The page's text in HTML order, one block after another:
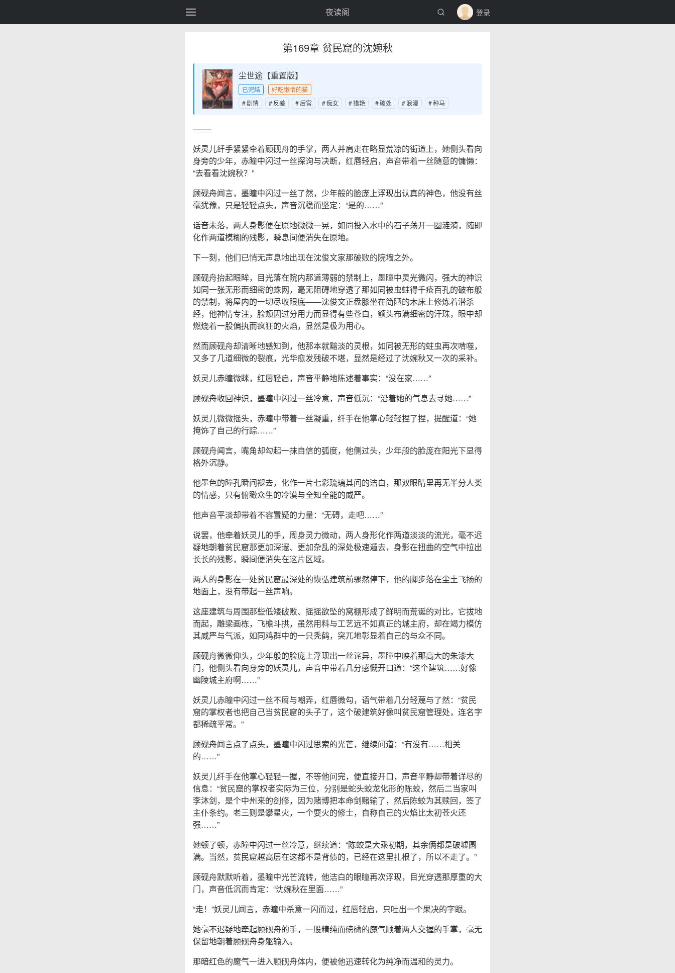
夜读阁 登录
第169章 贫民窟的沈婉秋
尘世途【重置版】
已完结
好吃懒惰的猫
剧情
反差 后宫 痴女 猎艳 破处 浪漫 种马
·········
妖灵儿纤手紧紧牵着顾砚舟的手掌，两人并肩走在略显荒凉的街道上，她侧头看向
身旁的少年，赤瞳中闪过一丝探询与决断，红唇轻启，声音带着一丝随意的慵懒：
“去看看沈婉秋？”
顾砚舟闻言，墨瞳中闪过一丝了然，少年般的脸庞上浮现出认真的神色，他没有丝
毫犹豫，只是轻轻点头，声音沉稳而坚定：“是的……”
话音未落，两人身影便在原地微微一晃，如同投入水中的石子荡开一圈涟漪，随即
化作两道模糊的残影，瞬息间便消失在原地。
下一刻，他们已悄无声息地出现在沈俊文家那破败的院墙之外。
顾砚舟抬起眼眸，目光落在院内那道薄弱的禁制上，墨瞳中灵光微闪，强大的神识
如同一张无形而细密的蛛网，毫无阻碍地穿透了那如同被虫蛀得千疮百孔的破布般
的禁制，将屋内的一切尽收眼底——沈俊文正盘膝坐在简陋的木床上修炼着潜杀
经，他神情专注，脸颊因过分用力而显得有些苍白，额头布满细密的汗珠，眼中却
燃烧着一股偏执而疯狂的火焰，显然是极为用心。
然而顾砚舟却清晰地感知到，他那本就黯淡的灵根，如同被无形的蛀虫再次啃噬，
又多了几道细微的裂痕，光华愈发残破不堪，显然是经过了沈婉秋又一次的采补。
妖灵儿赤瞳微眯，红唇轻启，声音平静地陈述着事实：“没在家……”
顾砚舟收回神识，墨瞳中闪过一丝冷意，声音低沉：“沿着她的气息去寻她……”
妖灵儿微微摇头，赤瞳中带着一丝凝重，纤手在他掌心轻轻捏了捏，提醒道：“她
掩饰了自己的行踪……”
顾砚舟闻言，嘴角却勾起一抹自信的弧度，他侧过头，少年般的脸庞在阳光下显得
格外沉静。
他墨色的瞳孔瞬间褪去，化作一片七彩琉璃其间的洁白，那双眼睛里再无半分人类
的情感，只有俯瞰众生的冷漠与全知全能的威严。
他声音平淡却带着不容置疑的力量：“无碍，走吧……”
说罢，他牵着妖灵儿的手，周身灵力微动，两人身形化作两道淡淡的流光，毫不迟
疑地朝着贫民窟那更加深邃、更加杂乱的深处极速遁去，身影在扭曲的空气中拉出
长长的残影，瞬间便消失在这片区域。
两人的身影在一处贫民窟最深处的恢弘建筑前骤然停下，他的脚步落在尘土飞扬的
地面上，没有带起一丝声响。
这座建筑与周围那些低矮破败、摇摇欲坠的窝棚形成了鲜明而荒诞的对比，它拔地
而起，雕梁画栋，飞檐斗拱，虽然用料与工艺远不如真正的城主府，却在竭力模仿
其威严与气派，如同鸡群中的一只秃鹤，突兀地彰显着自己的与众不同。
顾砚舟微微仰头，少年般的脸庞上浮现出一丝诧异，墨瞳中映着那高大的朱漆大
门，他侧头看向身旁的妖灵儿，声音中带着几分感慨开口道：“这个建筑……好像
幽陵城主府啊……”
妖灵儿赤瞳中闪过一丝不屑与嘲弄，红唇微勾，语气带着几分轻蔑与了然：“贫民
窟的掌权者也把自己当贫民窟的头子了，这个破建筑好像叫贫民窟管理处，连名字
都稀疏平常。”
顾砚舟闻言点了点头，墨瞳中闪过思索的光芒，继续问道：“有没有……相关
的……”
妖灵儿纤手在他掌心轻轻一握，不等他问完，便直接开口，声音平静却带着详尽的
信息：“贫民窟的掌权者实际为三位，分别是蛇头蛟龙化形的陈蛟，然后二当家叫
李沐剑，是个中州来的剑修，因为赌博把本命剑赌输了，然后陈蛟为其赎回，签了
主仆条约。老三则是攀星火，一个耍火的修士，自称自己的火焰比太初苍火还
强……”
她顿了顿，赤瞳中闪过一丝冷意，继续道：“陈蛟是大乘初期，其余俩都是破墟圆
满。当然，贫民窟越高层在这都不是背债的，已经在这里扎根了，所以不走了。”
顾砚舟默默听着，墨瞳中光芒流转，他洁白的眼瞳再次浮现，目光穿透那厚重的大
门，声音低沉而肯定：“沈婉秋在里面……”
“走！”妖灵儿闻言，赤瞳中杀意一闪而过，红唇轻启，只吐出一个果决的字眼。
她毫不迟疑地牵起顾砚舟的手，一股精纯而磅礴的魔气顺着两人交握的手掌，毫无
保留地朝着顾砚舟身躯输入。
那暗红色的魔气一进入顾砚舟体内，便被他迅速转化为纯净而温和的灵力。